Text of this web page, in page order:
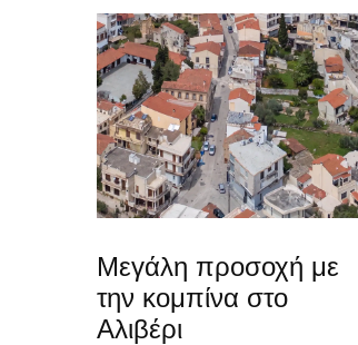
Μεγάλη προσοχή με
την κομπίνα στο
Αλιβέρι